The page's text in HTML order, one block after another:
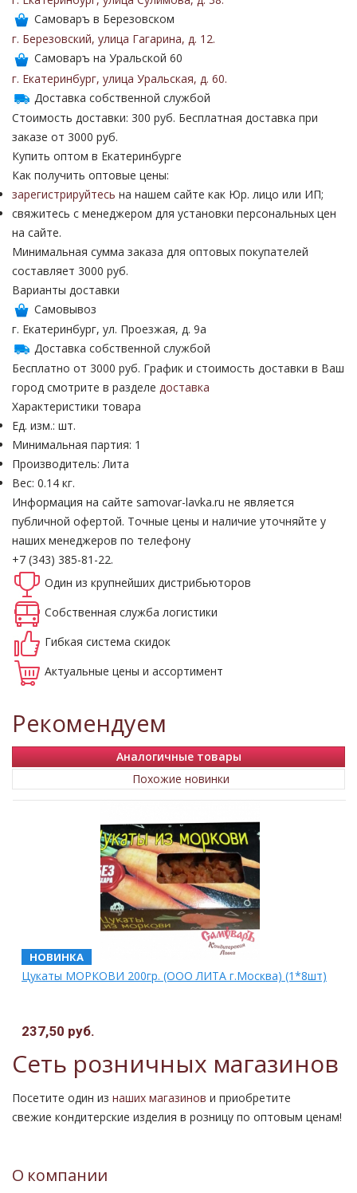
Самоваръ в Березовском
г. Березовский, улица Гагарина, д. 12.
Самоваръ на Уральской 60
г. Екатеринбург, улица Уральская, д. 60.
Доставка собственной службой
Стоимость доставки: 300 руб. Бесплатная доставка при
заказе от 3000 руб.
Купить оптом в Екатеринбурге
Как получить оптовые цены:
зарегистрируйтесь на нашем сайте как Юр. лицо или ИП;
свяжитесь с менеджером для установки персональных цен
на сайте.
Минимальная сумма заказа для оптовых покупателей
составляет 3000 руб.
Варианты доставки
Самовывоз
г. Екатеринбург, ул. Проезжая, д. 9а
Доставка собственной службой
Бесплатно от 3000 руб. График и стоимость доставки в Ваш
город смотрите в разделе доставка
Характеристики товара
Ед. изм.: шт.
Минимальная партия: 1
Производитель: Лита
Вес: 0.14 кг.
Информация на сайте samovar-lavka.ru не является
публичной офертой. Точные цены и наличие уточняйте у
наших менеджеров по телефону
+7 (343) 385-81-22.
Один из крупнейших дистрибьюторов
Собственная служба логистики
Гибкая система скидок
Актуальные цены и ассортимент
Рекомендуем
Аналогичные товары
Похожие новинки
НОВИНКА
Цукаты МОРКОВИ 200гр. (ООО ЛИТА г.Москва) (1*8шт)
237,50 руб.
Сеть розничных магазинов
Посетите один из наших магазинов и приобретите
свежие кондитерские изделия в розницу по оптовым ценам!
О компании